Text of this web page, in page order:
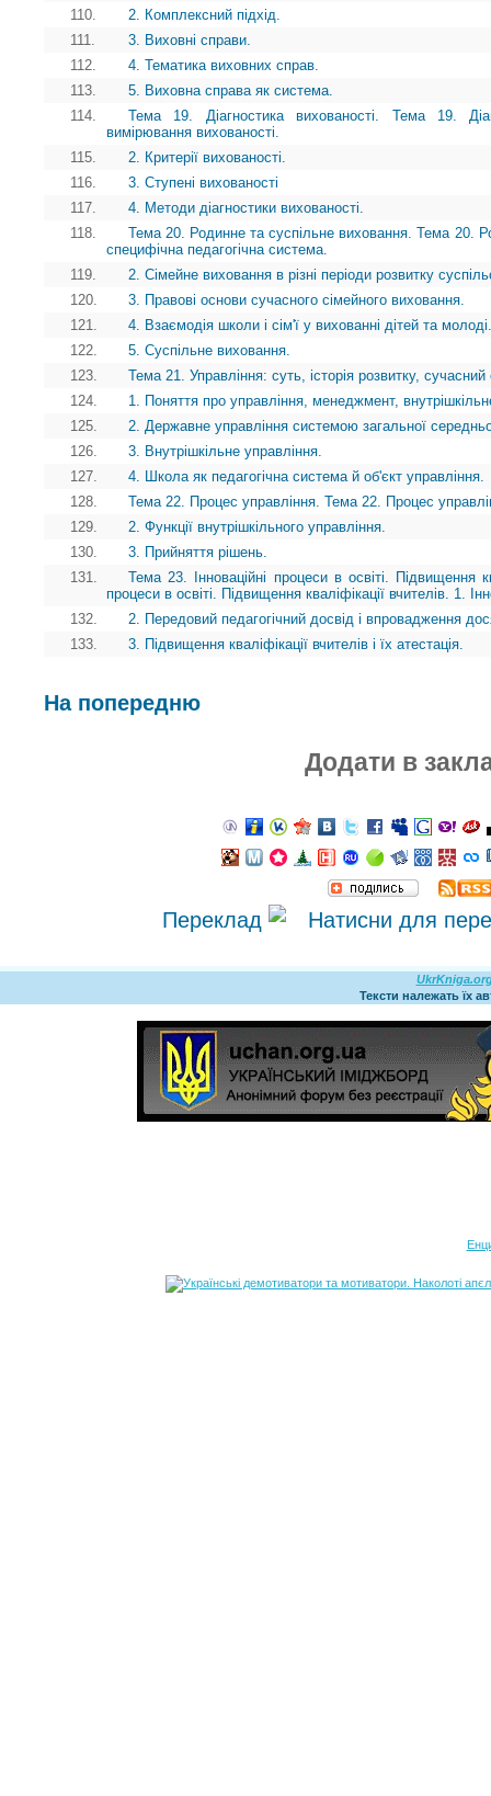
110.
2. Комплексний підхід.
111.
3. Виховні справи.
112.
4. Тематика виховних справ.
113.
5. Виховна справа як система.
114.
Тема 19. Діагностика вихованості. Тема 19.
вимірювання вихованості.
115.
2. Критерії вихованості.
116.
3. Ступені вихованості
117.
4. Методи діагностики вихованості.
118.
Тема 20. Родинне та суспільне виховання. Тема 20.
специфічна педагогічна система.
119.
2. Сімейне виховання в різні періоди розвитку
120.
3. Правові основи сучасного сімейного виховання.
121.
4. Взаємодія школи і сім'ї у вихованні дітей та молоді.
122.
5. Суспільне виховання.
123.
Тема 21. Управління: суть, історія розвитку,
124.
1. Поняття про управління, менеджмент,
125.
2. Державне управління системою загальної
126.
3. Внутрішкільне управління.
127.
4. Школа як педагогічна система й об'єкт управління.
128.
Тема 22. Процес управління. Тема 22. Процес
129.
2. Функції внутрішкільного управління.
130.
3. Прийняття рішень.
131.
Тема 23. Інноваційні процеси в освіті. Підвищення
процеси в освіті. Підвищення кваліфікації вчителів. 1.
132.
2. Передовий педагогічний досвід і впровадження
133.
3. Підвищення кваліфікації вчителів і їх атестація.
На попередню
Додати в
Переклад
Тексти належать їх